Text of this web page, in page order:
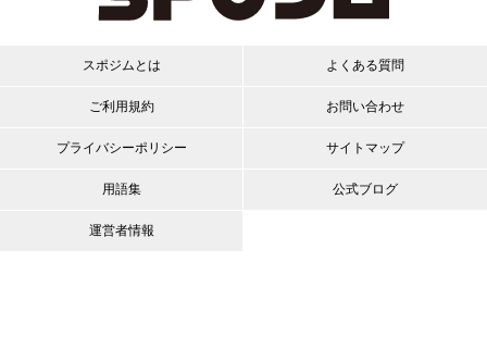
スポジムとは
ご利用規約
プライバシーポリシー
用語集
運営者情報
よくある質問
お問い合わせ
サイトマップ
公式ブログ